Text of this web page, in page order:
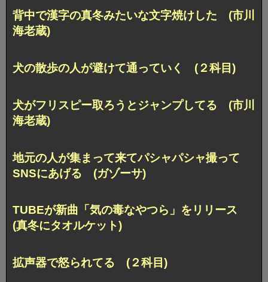
背中で漢字の真冬みたいな文字焼けした (市川
海老蔵)
犬の散歩の人が避けて通っていく (２科目)
犬がフリスピー取ろうとジャンプしてる (市川
海老蔵)
地元の人が集まって来てパシャパシャ撮って
SNSにあげる (ガゾーサ)
TUBEが新曲「気の毒なやつら」をリリース
(真冬にタオルケット)
拡声器で怒られてる (２科目)